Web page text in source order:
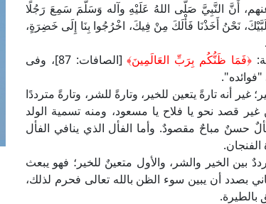
أَنَّ النَّبِيَّ صَلَّى اللهُ عَلَيْهِ وآله وَسَلَّمَ سَمِعَ رَجُلًا
نَحْنُ أَخَذْنَا فَأْلَكَ مِنْ فِيكَ، اخْرُجُوا بِنَا إِلَى خَضِرَةٍ،
﴿فَمَا ظَنُّكُم بِرَبِّ العَالَمِينَ﴾
[الصافات: 87]، وفى
أنه تارةً يتعين للخير، وتارةً للشر، وتارةً مترددًا
قصد نحو يا فلاح يا مسعود، ومنه تسمية الولد
حسنٌ مباحٌ مقصودٌ. وأما الفأل الذي ينافي الفأل
بين الخير والشر، والأول متعينٌ للخير؛ فهو يبعث
بصدد أن يبين سوء الظن بالله تعالى فحرم لذلك،
بالطيرة.